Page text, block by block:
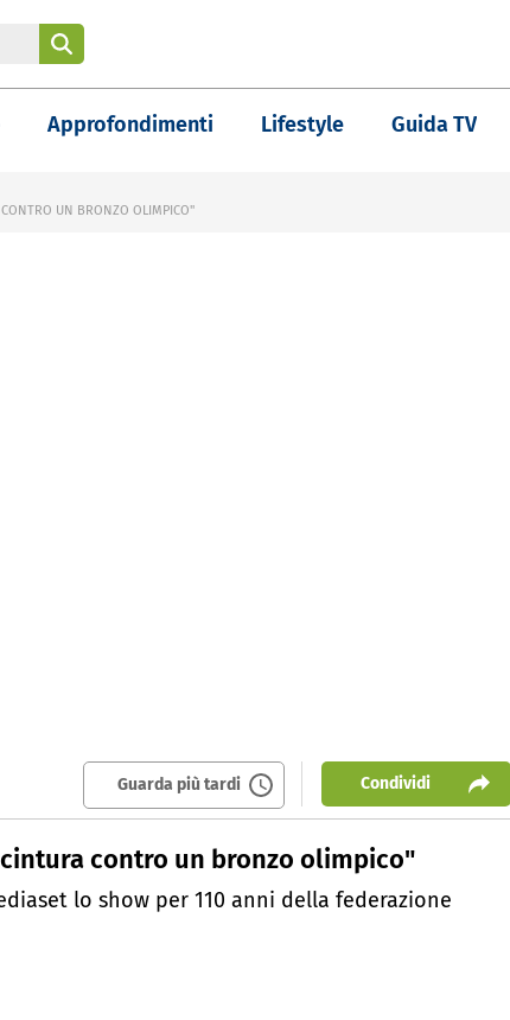
Approfondimenti Lifestyle Guida TV
UN BRONZO OLIMPICO"
Guarda più tardi Condividi
contro un bronzo olimpico"
lo show per 110 anni della federazione